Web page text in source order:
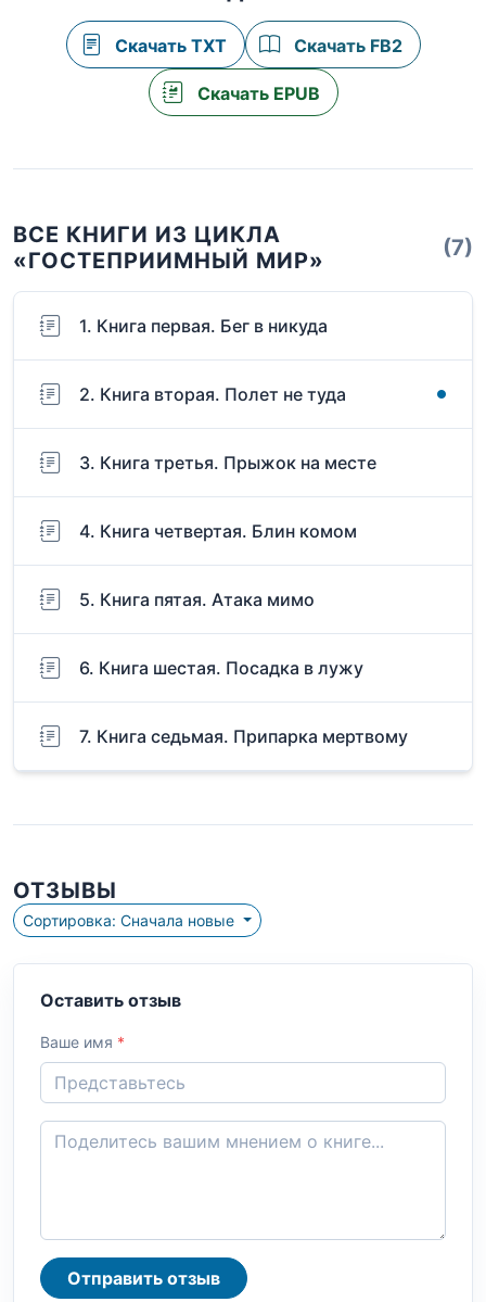
Скачать TXT Скачать FB2
Скачать EPUB
ВСЕ КНИГИ ИЗ ЦИКЛА
«ГОСТЕПРИИМНЫЙ МИР»
(7)
1. Книга первая. Бег в никуда
2. Книга вторая. Полет не туда
3. Книга третья. Прыжок на месте
4. Книга четвертая. Блин комом
5. Книга пятая. Атака мимо
6. Книга шестая. Посадка в лужу
7. Книга cедьмая. Припарка мертвому
ОТЗЫВЫ
Сортировка: Сначала новые
Оставить отзыв
Ваше имя *
Отправить отзыв